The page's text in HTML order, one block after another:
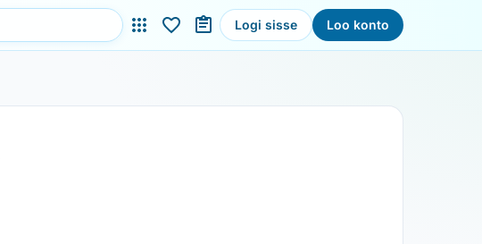
Logi sisse Loo konto